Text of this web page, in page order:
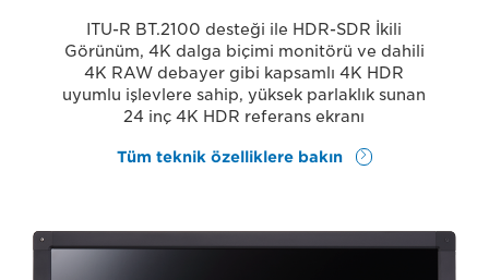
ITU-R BT.2100 desteği ile HDR-SDR İkili
Görünüm, 4K dalga biçimi monitörü ve dahili
4K RAW debayer gibi kapsamlı 4K HDR
uyumlu işlevlere sahip, yüksek parlaklık sunan
24 inç 4K HDR referans ekranı
Tüm teknik özelliklere bakın